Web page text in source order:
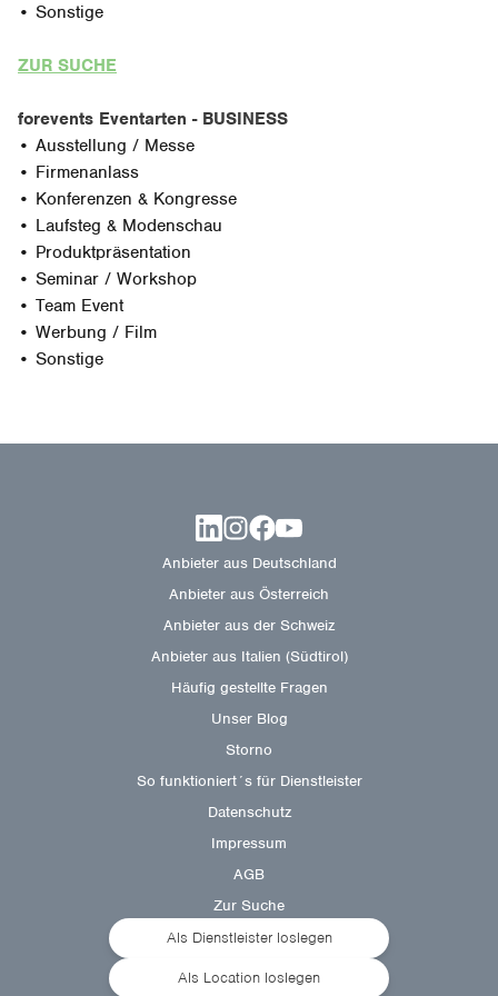
• Sonstige
ZUR SUCHE
forevents Eventarten - BUSINESS
• Ausstellung / Messe
• Firmenanlass
• Konferenzen & Kongresse
• Laufsteg & Modenschau
• Produktpräsentation
• Seminar / Workshop
• Team Event
• Werbung / Film
• Sonstige
Anbieter aus Deutschland
Anbieter aus Österreich
Anbieter aus der Schweiz
Anbieter aus Italien (Südtirol)
Häufig gestellte Fragen
Unser Blog
Storno
So funktioniert´s für Dienstleister
Datenschutz
Impressum
AGB
Zur Suche
Als Dienstleister loslegen
Als Location loslegen